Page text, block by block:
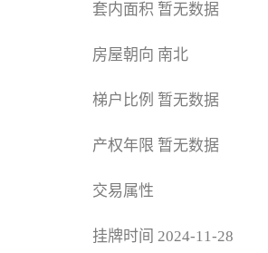
套内面积 暂无数据
房屋朝向 南北
梯户比例 暂无数据
产权年限 暂无数据
交易属性
挂牌时间 2024-11-28